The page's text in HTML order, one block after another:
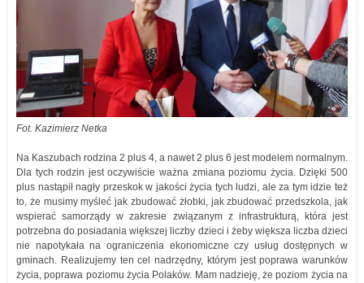
Fot. Kazimierz Netka
Na Kaszubach rodzina 2 plus 4, a nawet 2 plus 6 jest modelem normalnym.
Dla tych rodzin jest oczywiście ważna zmiana poziomu życia. Dzięki 500
plus nastąpił nagły przeskok w jakości życia tych ludzi, ale za tym idzie też
to, że musimy myśleć jak zbudować żłobki, jak zbudować przedszkola, jak
wspierać samorządy w zakresie związanym z infrastrukturą, która jest
potrzebna do posiadania większej liczby dzieci i żeby większa liczba dzieci
nie napotykała na ograniczenia ekonomiczne czy usług dostępnych w
gminach. Realizujemy ten cel nadrzędny, którym jest poprawa warunków
życia, poprawa poziomu życia Polaków. Mam nadzieję, że poziom życia na